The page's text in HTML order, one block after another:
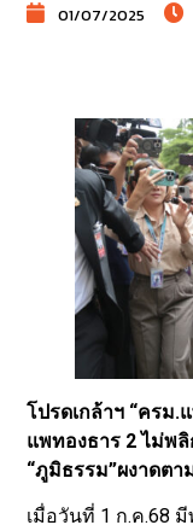
01/07/2025
โปรดเกล้าฯ “ครม.
แพทองธาร 2 ไม่พ
“ภูมิธรรม”ผงาดต
เมื่อวันที่ 1 ก.ค.68